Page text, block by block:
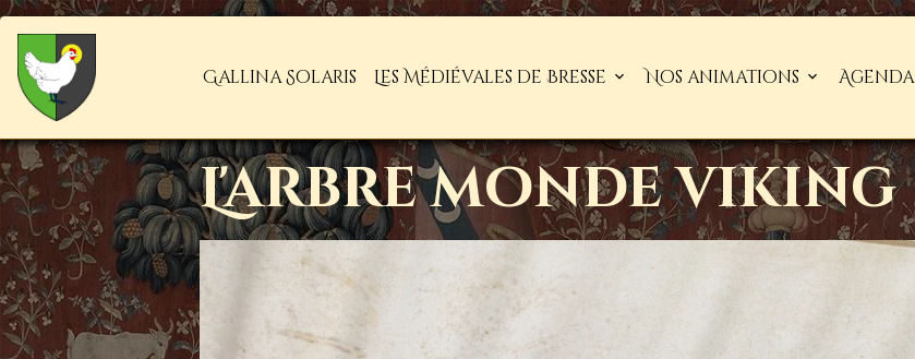
Gallina Solaris Les Médiévales de Bresse Nos animations Agenda
L'arbre monde viking